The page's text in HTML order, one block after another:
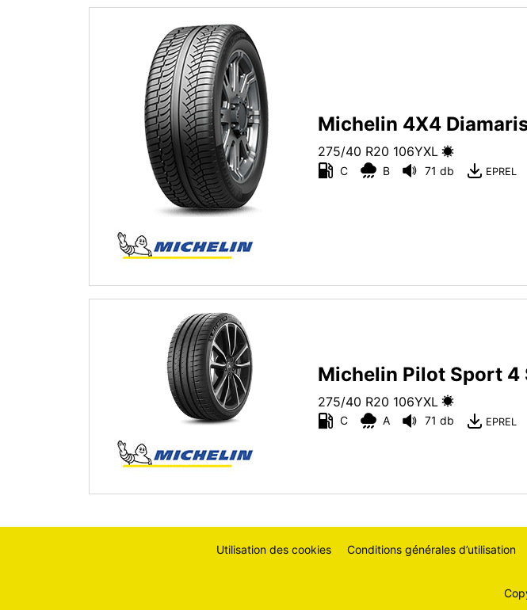
Tous les types (3)
Tourisme (2)
4x4 (1)
Camionnette (0)
Camping car (0)
Run flat
Runflat (2)
Non Run flat (3)
Michelin 4X4
275/40 R20 106YXL
C B 71 db EPREL
Michelin Pilot Sport 4
275/40 R20 106YXL
C A 71 db EPREL
Utilisation des cookies Conditions générales d’utilisation